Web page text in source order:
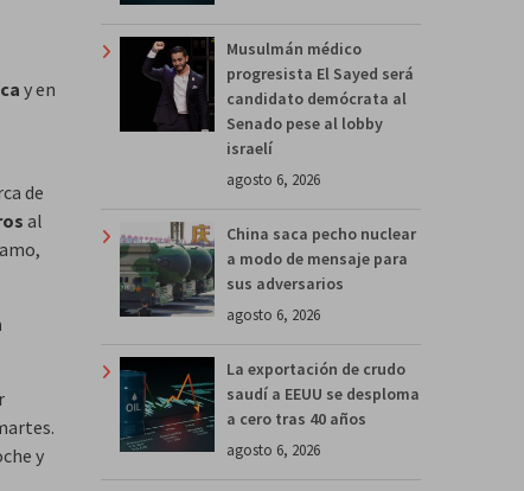
y en
de
al
y
Musulmán médico
progresista El Sayed será
candidato demócrata al
Senado pese al lobby
israelí
agosto 6, 2026
China saca pecho nuclear
a modo de mensaje para
sus adversarios
agosto 6, 2026
La exportación de crudo
saudí a EEUU se desploma
a cero tras 40 años
agosto 6, 2026